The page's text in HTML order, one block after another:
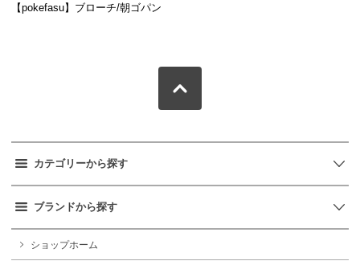
【pokefasu】ブローチ/朝ゴパン
カテゴリーから探す
ブランドから探す
ショップホーム